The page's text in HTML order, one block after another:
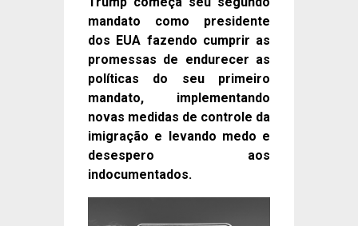
mandato como presidente
dos EUA fazendo cumprir as
promessas de endurecer as
políticas do seu primeiro
mandato, implementando
novas medidas de controle da
imigração e levando medo e
desespero aos
indocumentados.